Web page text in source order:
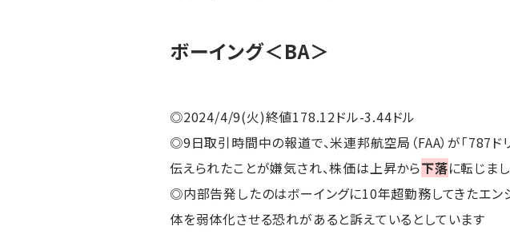
ボーイング＜BA＞
◎2024/4/9(火)終値178.12ドル-3.44ドル
◎9日取引時間中の報道で、米連邦航空局（FAA）が「787ド
伝えられたことが嫌気され、株価は上昇から下落に転じま
◎内部告発したのはボーイングに10年超勤務してきたエン
体を弱体化させる恐れがあると訴えているとしています